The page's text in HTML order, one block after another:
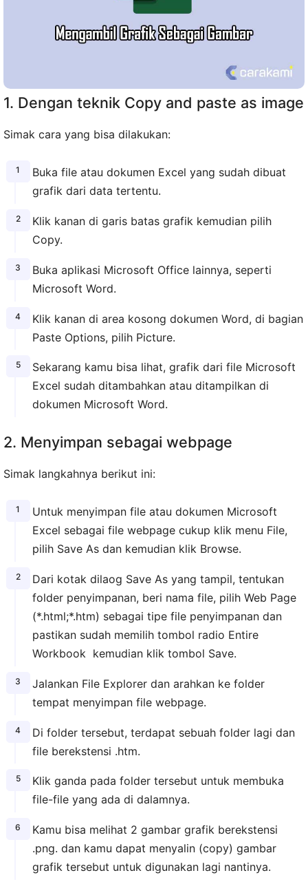
1. Dengan teknik Copy and paste as image
Simak cara yang bisa dilakukan:
Buka file atau dokumen Excel yang sudah dibuat
grafik dari data tertentu.
Klik kanan di garis batas grafik kemudian pilih
Copy.
Buka aplikasi Microsoft Office lainnya, seperti
Microsoft Word.
Klik kanan di area kosong dokumen Word, di bagian
Paste Options, pilih Picture.
Sekarang kamu bisa lihat, grafik dari file Microsoft
Excel sudah ditambahkan atau ditampilkan di
dokumen Microsoft Word.
2. Menyimpan sebagai webpage
Simak langkahnya berikut ini:
Untuk menyimpan file atau dokumen Microsoft
Excel sebagai file webpage cukup klik menu File,
pilih Save As dan kemudian klik Browse.
Dari kotak dilaog Save As yang tampil, tentukan
folder penyimpanan, beri nama file, pilih Web Page
(*.html;*.htm) sebagai tipe file penyimpanan dan
pastikan sudah memilih tombol radio Entire
Workbook kemudian klik tombol Save.
Jalankan File Explorer dan arahkan ke folder
tempat menyimpan file webpage.
Di folder tersebut, terdapat sebuah folder lagi dan
file berekstensi .htm.
Klik ganda pada folder tersebut untuk membuka
file-file yang ada di dalamnya.
Kamu bisa melihat 2 gambar grafik berekstensi
.png. dan kamu dapat menyalin (copy) gambar
grafik tersebut untuk digunakan lagi nantinya.